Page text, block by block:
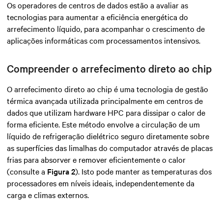
Os operadores de centros de dados estão a avaliar as
tecnologias para aumentar a eficiência energética do
arrefecimento líquido, para acompanhar o crescimento de
aplicações informáticas com processamentos intensivos.
Compreender o arrefecimento direto ao chip
O arrefecimento direto ao chip é uma tecnologia de gestão
térmica avançada utilizada principalmente em centros de
dados que utilizam hardware HPC para dissipar o calor de
forma eficiente. Este método envolve a circulação de um
líquido de refrigeração dielétrico seguro diretamente sobre
as superfícies das limalhas do computador através de placas
frias para absorver e remover eficientemente o calor
(consulte a Figura 2). Isto pode manter as temperaturas dos
processadores em níveis ideais, independentemente da
carga e climas externos.